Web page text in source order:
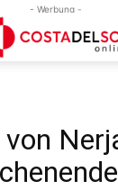
- Werbung -